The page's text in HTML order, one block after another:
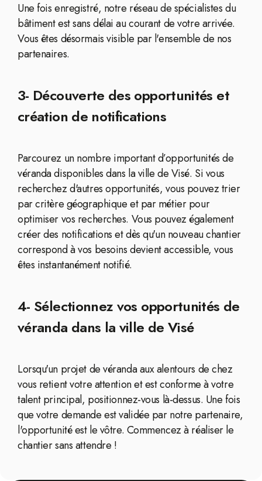
Une fois enregistré, notre réseau de spécialistes du
bâtiment est sans délai au courant de votre arrivée.
Vous êtes désormais visible par l'ensemble de nos
partenaires.
3- Découverte des opportunités et
création de notifications
Parcourez un nombre important d’opportunités de
véranda disponibles dans la ville de Visé. Si vous
recherchez d'autres opportunités, vous pouvez trier
par critère géographique et par métier pour
optimiser vos recherches. Vous pouvez également
créer des notifications et dès qu'un nouveau chantier
correspond à vos besoins devient accessible, vous
êtes instantanément notifié.
4- Sélectionnez vos opportunités de
véranda dans la ville de Visé
Lorsqu'un projet de véranda aux alentours de chez
vous retient votre attention et est conforme à votre
talent principal, positionnez-vous là-dessus. Une fois
que votre demande est validée par notre partenaire,
l'opportunité est le vôtre. Commencez à réaliser le
chantier sans attendre !